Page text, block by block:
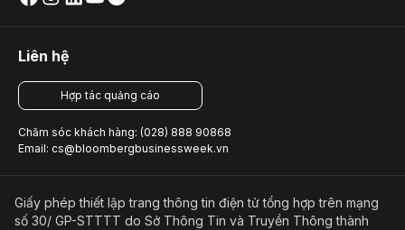
Liên hệ
Hợp tác quảng cáo
Chăm sóc khách hàng: (028) 888 90868
Email: cs@bloombergbusinessweek.vn
Giấy phép thiết lập trang thông tin điện tử tổng hợp trên mạng
số 30/ GP-STTTT do Sở Thông Tin và Truyền Thông thành